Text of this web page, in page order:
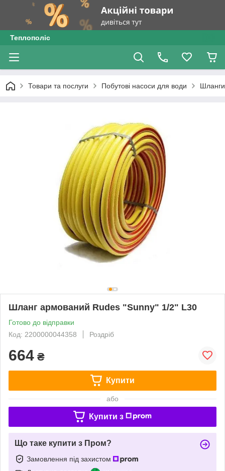
Теплополіс
Товари та послуги Побутові насоси для води
Шланг армований Rudes "Sunny" 1/2" L30
Готово до відправки
Код: 2200000044358
Роздріб
664 ₴
Купити
або
Купити з
Що таке купити з Пром?
Замовлення під захистом